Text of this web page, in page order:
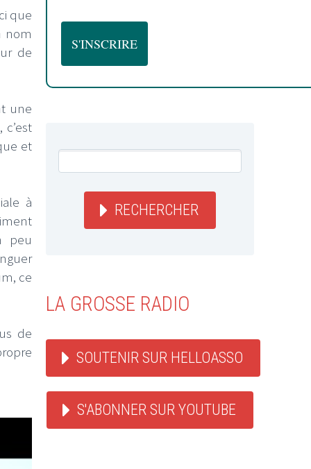
que
nom
de
une
et
à
peu
ce
de
RECHERCHER
LA GROSSE RADIO
SOUTENIR SUR HELLOASSO
S'ABONNER SUR YOUTUBE